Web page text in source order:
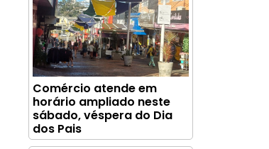
Comércio atende em
horário ampliado neste
sábado, véspera do Dia
dos Pais